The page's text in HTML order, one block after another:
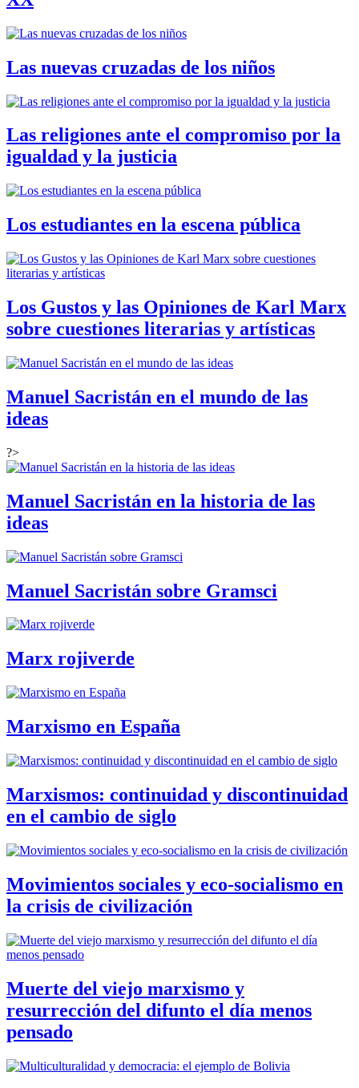
Las nuevas cruzadas de los niños
Las religiones ante el compromiso por la
igualdad y la justicia
Los estudiantes en la escena pública
Los Gustos y las Opiniones de Karl Marx
sobre cuestiones literarias y artísticas
Manuel Sacristán en el mundo de las
ideas
?>
Manuel Sacristán en la historia de las
ideas
Manuel Sacristán sobre Gramsci
Marx rojiverde
Marxismo en España
Marxismos: continuidad y discontinuidad
en el cambio de siglo
Movimientos sociales y eco-socialismo en
la crisis de civilización
Muerte del viejo marxismo y
resurrección del difunto el día menos
pensado